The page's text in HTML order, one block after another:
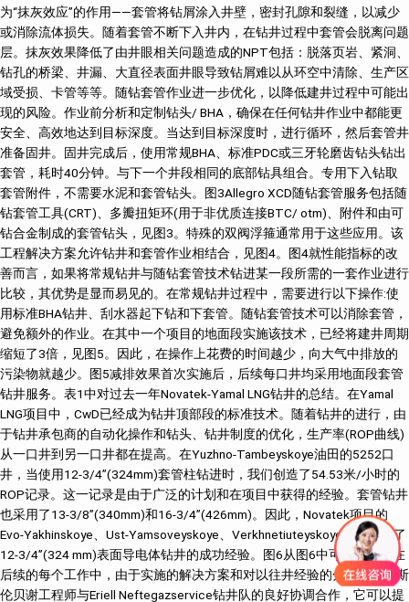
为“抹灰效应”的作用——套管将钻屑涂入井壁，密封孔隙和裂缝，以减少
或消除流体损失。随着套管不断下入井内，在钻井过程中套管会脱离问题
层。抹灰效果降低了由井眼相关问题造成的NPT包括：脱落页岩、紧洞、
钻孔的桥梁、井漏、大直径表面井眼导致钻屑难以从环空中清除、生产区
域受损、卡管等等。随钻套管作业进一步优化，以降低建井过程中可能出
现的风险。作业前分析和定制钻头/ BHA，确保在任何钻井作业中都能更
安全、高效地达到目标深度。当达到目标深度时，进行循环，然后套管井
准备固井。固井完成后，使用常规BHA、标准PDC或三牙轮磨齿钻头钻出
套管，耗时40分钟。与下一个井段相同的底部钻具组合。专用下入钻取
套管附件，不需要水泥和套管钻头。图3Allegro XCD随钻套管服务包括随
钻套管工具(CRT)、多瓣扭矩环(用于非优质连接BTC/ otm)、附件和由可
钻合金制成的套管钻头，见图3。特殊的双阀浮箍通常用于这些应用。该
工程解决方案允许钻井和套管作业相结合，见图4。图4就性能指标的改
善而言，如果将常规钻井与随钻套管技术钻进某一段所需的一套作业进行
比较，其优势是显而易见的。在常规钻井过程中，需要进行以下操作:使
用标准BHA钻井、刮水器起下钻和下套管。随钻套管技术可以消除套管，
避免额外的作业。在其中一个项目的地面段实施该技术，已经将建井周期
缩短了3倍，见图5。因此，在操作上花费的时间越少，向大气中排放的
污染物就越少。图5减排效果首次实施后，后续每口井均采用地面段套管
钻井服务。表1中对过去一年Novatek-Yamal LNG钻井的总结。在Yamal
LNG项目中，CwD已经成为钻井顶部段的标准技术。随着钻井的进行，由
于钻井承包商的自动化操作和钻头、钻井制度的优化，生产率(ROP曲线)
从一口井到另一口井都在提高。在Yuzhno-Tambeyskoye油田的5252口
井，当使用12-3/4”(324mm)套管柱钻进时，我们创造了54.53米/小时的
ROP记录。这一记录是由于广泛的计划和在项目中获得的经验。套管钻井
也采用了13-3/8”(340mm)和16-3/4”(426mm)。因此，Novatek项目的
Evo-Yakhinskoye、Ust-Yamsoveyskoye、Verkhnetiuteyskoye油田复制了
12-3/4”(324 mm)表面导电体钻井的成功经验。图6从图6中可以看出，在
后续的每个工作中，由于实施的解决方案和对以往井经验的分析，以及斯
伦贝谢工程师与Eriell Neftegazservice钻井队的良好协调合作，它可以提